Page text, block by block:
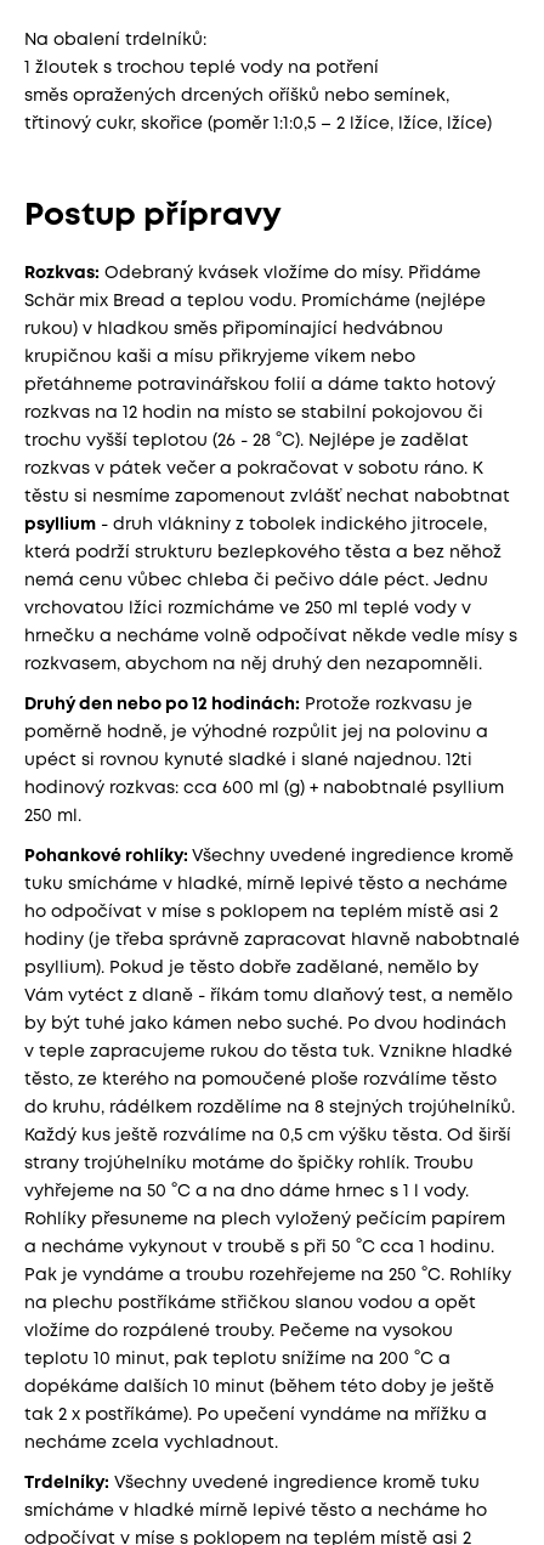
Na obalení trdelníků:
1 žloutek s trochou teplé vody na potření
směs opražených drcených oříšků nebo semínek,
třtinový cukr, skořice (poměr 1:1:0,5 – 2 lžíce, lžíce, lžíce)
Postup přípravy
Rozkvas: Odebraný kvásek vložíme do mísy. Přidáme
Schär mix Bread a teplou vodu. Promícháme (nejlépe
rukou) v hladkou směs připomínající hedvábnou
krupičnou kaši a mísu přikryjeme víkem nebo
přetáhneme potravinářskou folií a dáme takto hotový
rozkvas na 12 hodin na místo se stabilní pokojovou či
trochu vyšší teplotou (26 - 28 °C). Nejlépe je zadělat
rozkvas v pátek večer a pokračovat v sobotu ráno. K
těstu si nesmíme zapomenout zvlášť nechat nabobtnat
psyllium - druh vlákniny z tobolek indického jitrocele,
která podrží strukturu bezlepkového těsta a bez něhož
nemá cenu vůbec chleba či pečivo dále péct. Jednu
vrchovatou lžíci rozmícháme ve 250 ml teplé vody v
hrnečku a necháme volně odpočívat někde vedle mísy s
rozkvasem, abychom na něj druhý den nezapomněli.
Druhý den nebo po 12 hodinách: Protože rozkvasu je
poměrně hodně, je výhodné rozpůlit jej na polovinu a
upéct si rovnou kynuté sladké i slané najednou. 12ti
hodinový rozkvas: cca 600 ml (g) + nabobtnalé psyllium
250 ml.
Pohankové rohlíky: Všechny uvedené ingredience kromě
tuku smícháme v hladké, mírně lepivé těsto a necháme
ho odpočívat v míse s poklopem na teplém místě asi 2
hodiny (je třeba správně zapracovat hlavně nabobtnalé
psyllium). Pokud je těsto dobře zadělané, nemělo by
Vám vytéct z dlaně - říkám tomu dlaňový test, a nemělo
by být tuhé jako kámen nebo suché. Po dvou hodinách
v teple zapracujeme rukou do těsta tuk. Vznikne hladké
těsto, ze kterého na pomoučené ploše rozválíme těsto
do kruhu, rádélkem rozdělíme na 8 stejných trojúhelníků.
Každý kus ještě rozválíme na 0,5 cm výšku těsta. Od širší
strany trojúhelníku motáme do špičky rohlík. Troubu
vyhřejeme na 50 °C a na dno dáme hrnec s 1 l vody.
Rohlíky přesuneme na plech vyložený pečícím papírem
a necháme vykynout v troubě s při 50 °C cca 1 hodinu.
Pak je vyndáme a troubu rozehřejeme na 250 °C. Rohlíky
na plechu postříkáme střičkou slanou vodou a opět
vložíme do rozpálené trouby. Pečeme na vysokou
teplotu 10 minut, pak teplotu snížíme na 200 °C a
dopékáme dalších 10 minut (během této doby je ještě
tak 2 x postříkáme). Po upečení vyndáme na mřížku a
necháme zcela vychladnout.
Trdelníky: Všechny uvedené ingredience kromě tuku
smícháme v hladké mírně lepivé těsto a necháme ho
odpočívat v míse s poklopem na teplém místě asi 2